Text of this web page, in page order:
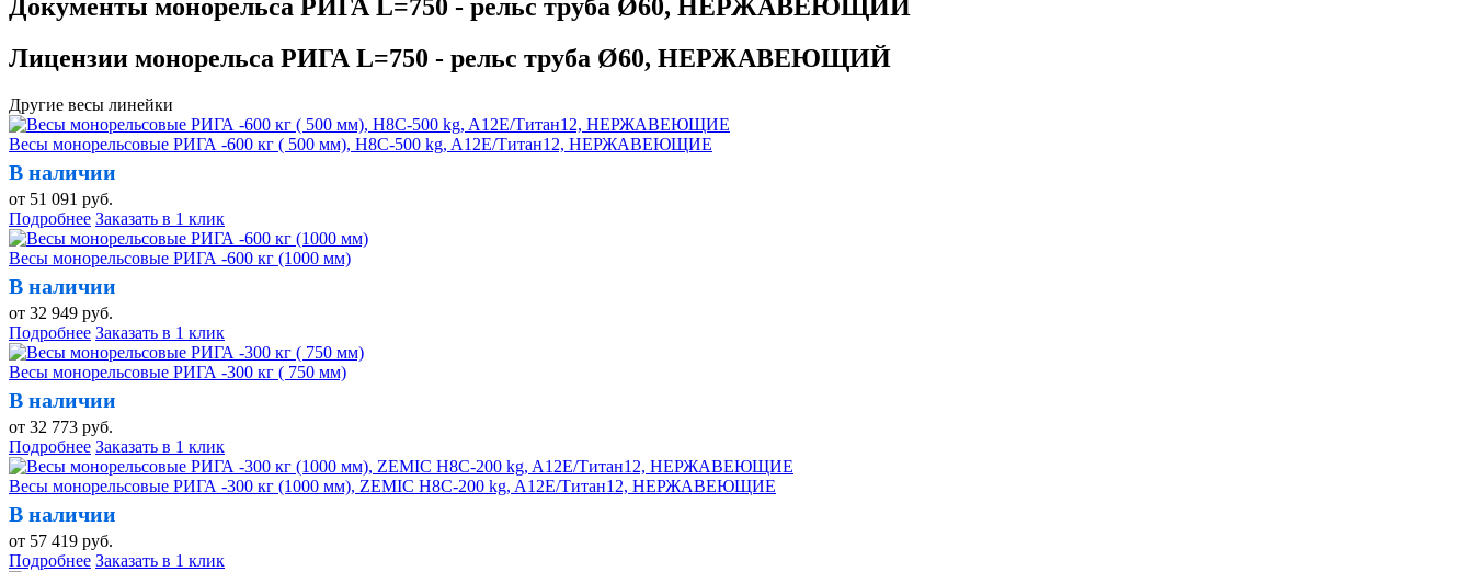
Документы монорельса РИГА L=750 - рельс труба Ø60, НЕРЖАВЕЮЩИЙ
Лицензии монорельса РИГА L=750 - рельс труба Ø60, НЕРЖАВЕЮЩИЙ
Другие весы линейки
Весы монорельсовые РИГА -600 кг ( 500 мм), H8C-500 kg, A12E/Титан12, НЕРЖАВЕЮЩИЕ
В наличии
от 51 091 руб.
Подробнее Заказать в 1 клик
Весы монорельсовые РИГА -600 кг (1000 мм)
В наличии
от 32 949 руб.
Подробнее Заказать в 1 клик
Весы монорельсовые РИГА -300 кг ( 750 мм)
В наличии
от 32 773 руб.
Подробнее Заказать в 1 клик
Весы монорельсовые РИГА -300 кг (1000 мм), ZEMIC H8C-200 kg, A12E/Титан12, НЕРЖАВЕЮЩИЕ
В наличии
от 57 419 руб.
Подробнее Заказать в 1 клик